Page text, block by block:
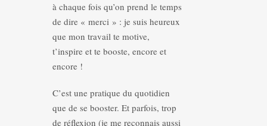
à chaque fois qu’on prend le temps
de dire « merci » : je suis heureux
que mon travail te motive,
t’inspire et te booste, encore et
encore !
C’est une pratique du quotidien
que de se booster. Et parfois, trop
de réflexion (je me reconnais aussi